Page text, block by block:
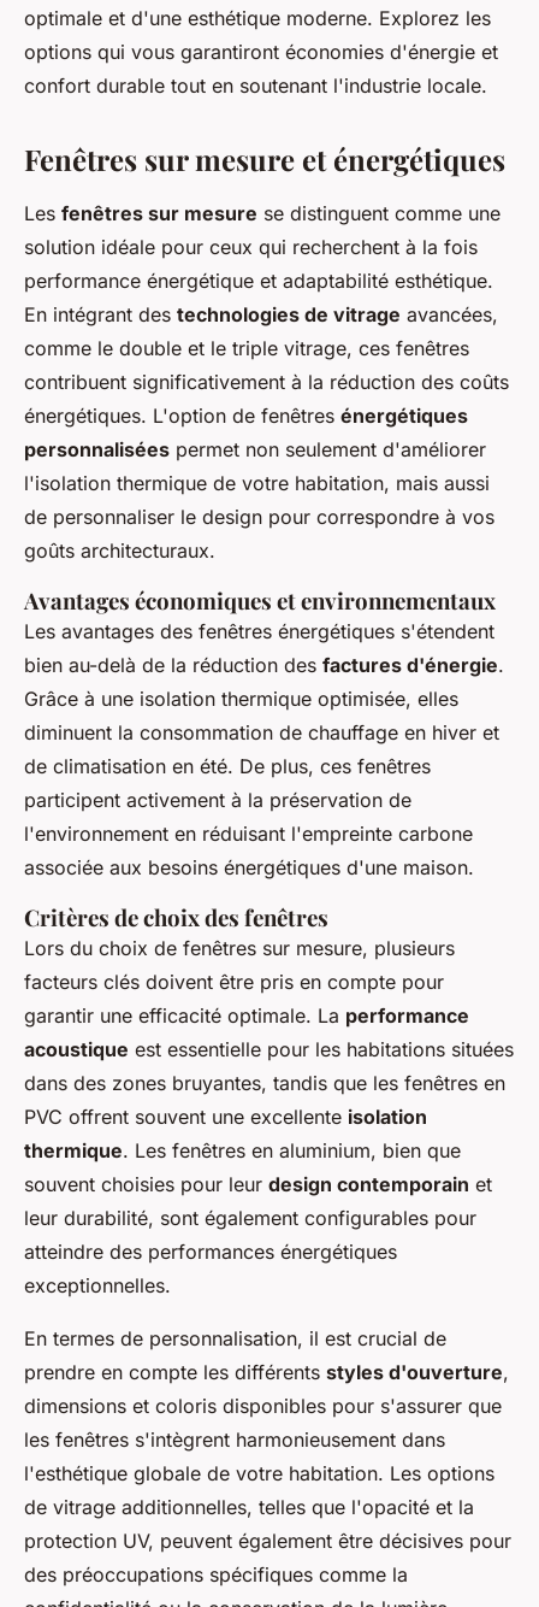
optimale et d'une esthétique moderne. Explorez les
options qui vous garantiront économies d'énergie et
confort durable tout en soutenant l'industrie locale.
Fenêtres sur mesure et énergétiques
Les fenêtres sur mesure se distinguent comme une
solution idéale pour ceux qui recherchent à la fois
performance énergétique et adaptabilité esthétique.
En intégrant des technologies de vitrage avancées,
comme le double et le triple vitrage, ces fenêtres
contribuent significativement à la réduction des coûts
énergétiques. L'option de fenêtres énergétiques
personnalisées permet non seulement d'améliorer
l'isolation thermique de votre habitation, mais aussi
de personnaliser le design pour correspondre à vos
goûts architecturaux.
Avantages économiques et environnementaux
Les avantages des fenêtres énergétiques s'étendent
bien au-delà de la réduction des factures d'énergie.
Grâce à une isolation thermique optimisée, elles
diminuent la consommation de chauffage en hiver et
de climatisation en été. De plus, ces fenêtres
participent activement à la préservation de
l'environnement en réduisant l'empreinte carbone
associée aux besoins énergétiques d'une maison.
Critères de choix des fenêtres
Lors du choix de fenêtres sur mesure, plusieurs
facteurs clés doivent être pris en compte pour
garantir une efficacité optimale. La performance
acoustique est essentielle pour les habitations situées
dans des zones bruyantes, tandis que les fenêtres en
PVC offrent souvent une excellente isolation
thermique. Les fenêtres en aluminium, bien que
souvent choisies pour leur design contemporain et
leur durabilité, sont également configurables pour
atteindre des performances énergétiques
exceptionnelles.
En termes de personnalisation, il est crucial de
prendre en compte les différents styles d'ouverture,
dimensions et coloris disponibles pour s'assurer que
les fenêtres s'intègrent harmonieusement dans
l'esthétique globale de votre habitation. Les options
de vitrage additionnelles, telles que l'opacité et la
protection UV, peuvent également être décisives pour
des préoccupations spécifiques comme la